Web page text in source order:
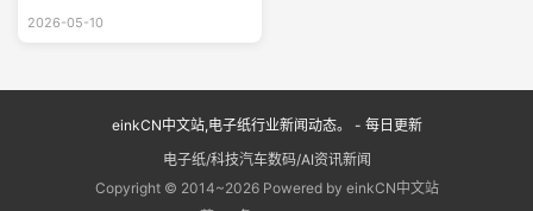
2026-05-10
einkCN中文站,电子纸行业新闻动态。 - 每日更新
电子纸/科技汽车数码/AI资讯新闻
Copyright © 2014~2026 Powered by einkCN中文站